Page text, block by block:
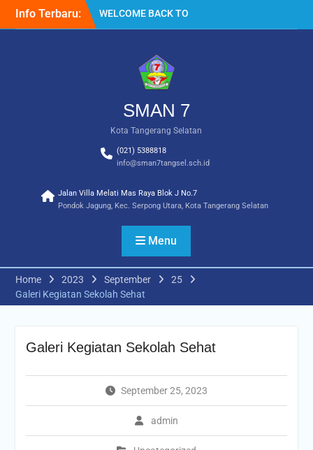
Info Terbaru:
TATA TERTIB
Akses Buku Resmi
Sistem Informasi
Perbukuan Indonesia (SIBI)
WELCOME BACK TO
SMAN 7
Kota Tangerang Selatan
(021) 5388818
info@sman7tangsel.sch.id
Jalan Villa Melati Mas Raya Blok J No.7
Pondok Jagung, Kec. Serpong Utara, Kota Tangerang Selatan
Menu
Home 2023 September
25
Galeri Kegiatan Sekolah Sehat
Galeri Kegiatan Sekolah Sehat
September 25, 2023
admin